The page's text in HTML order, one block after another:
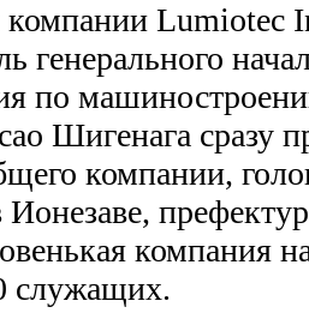
компании Lumiotec
генерального
по
Шигенага сразу
компании,
компания
служащих.